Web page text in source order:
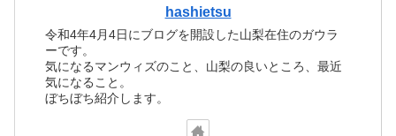
hashietsu
令和4年4月4日にブログを開設した山梨在住のガウラ
ーです。
気になるマンウィズのこと、山梨の良いところ、最近
気になること。
ぼちぼち紹介します。